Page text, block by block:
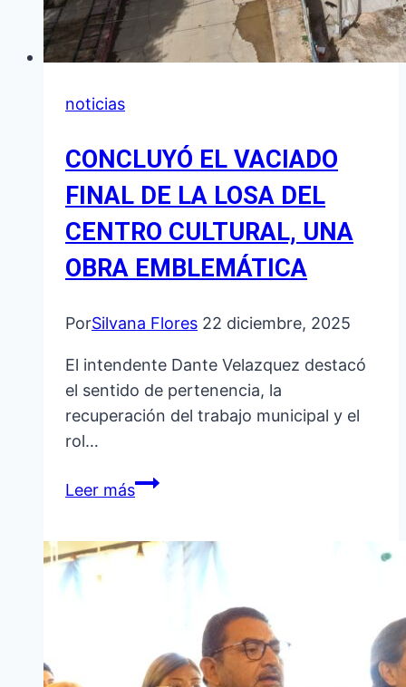
noticias
CONCLUYÓ EL VACIADO
FINAL DE LA LOSA DEL
CENTRO CULTURAL, UNA
OBRA EMBLEMÁTICA
PorSilvana Flores 22 diciembre, 2025
El intendente Dante Velazquez destacó
el sentido de pertenencia, la
recuperación del trabajo municipal y el
rol…
Leer másCONCLUYÓ
FINAL
DEL